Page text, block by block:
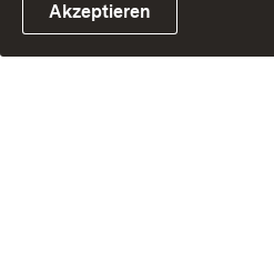
Akzeptieren